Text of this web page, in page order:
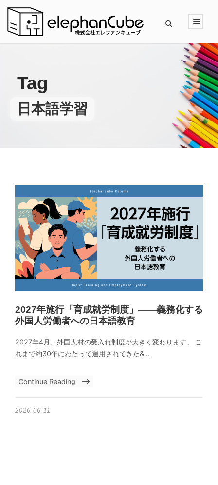
Tag
日本語学習
2027年施行「育成就労制度」——義務化する
外国人労働者への日本語教育
2027年4月、外国人材の受入れ制度が大きく変わります。 こ
れまで約30年にわたって運用されてきた&...
Continue Reading
2026-06-11